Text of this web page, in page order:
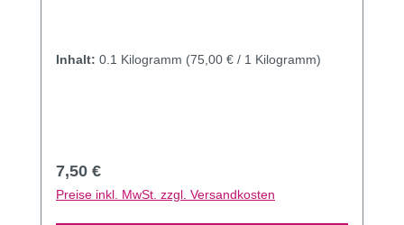
Inhalt: 0.1 Kilogramm (75,00 € / 1 Kilogramm)
Regulärer Preis:
7,50 €
Preise inkl. MwSt. zzgl. Versandkosten